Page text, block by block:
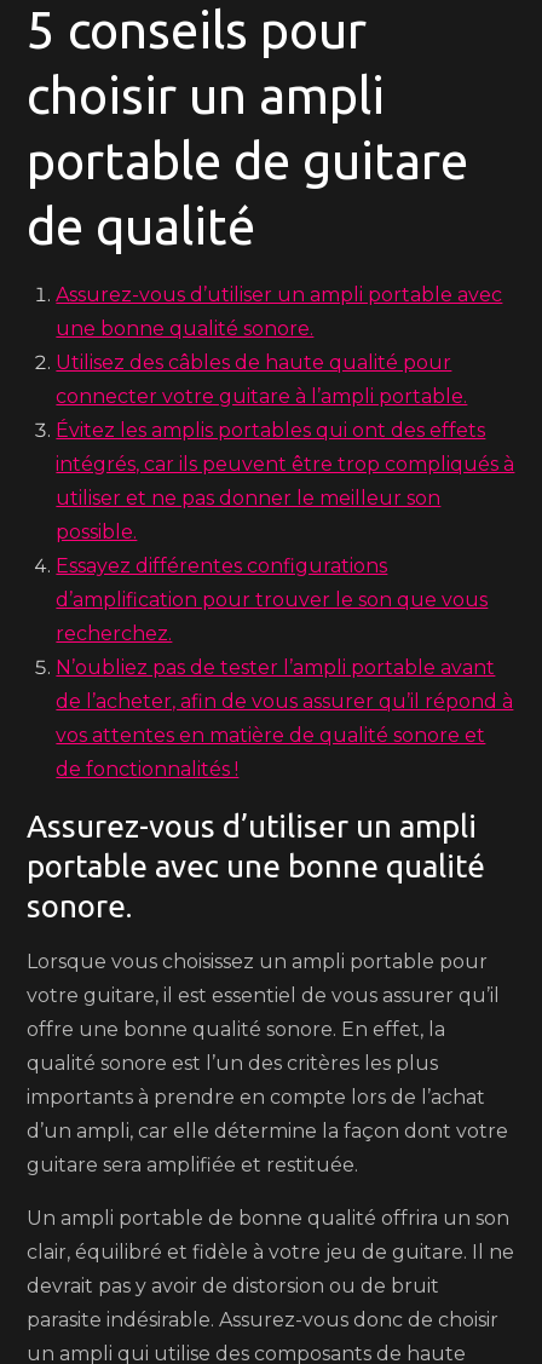
5 conseils pour
choisir un ampli
portable de guitare
de qualité
Assurez-vous d’utiliser un ampli portable avec
une bonne qualité sonore.
Utilisez des câbles de haute qualité pour
connecter votre guitare à l’ampli portable.
Évitez les amplis portables qui ont des effets
intégrés, car ils peuvent être trop compliqués à
utiliser et ne pas donner le meilleur son
possible.
Essayez différentes configurations
d’amplification pour trouver le son que vous
recherchez.
N’oubliez pas de tester l’ampli portable avant
de l’acheter, afin de vous assurer qu’il répond à
vos attentes en matière de qualité sonore et
de fonctionnalités !
Assurez-vous d’utiliser un ampli
portable avec une bonne qualité
sonore.
Lorsque vous choisissez un ampli portable pour
votre guitare, il est essentiel de vous assurer qu’il
offre une bonne qualité sonore. En effet, la
qualité sonore est l’un des critères les plus
importants à prendre en compte lors de l’achat
d’un ampli, car elle détermine la façon dont votre
guitare sera amplifiée et restituée.
Un ampli portable de bonne qualité offrira un son
clair, équilibré et fidèle à votre jeu de guitare. Il ne
devrait pas y avoir de distorsion ou de bruit
parasite indésirable. Assurez-vous donc de choisir
un ampli qui utilise des composants de haute